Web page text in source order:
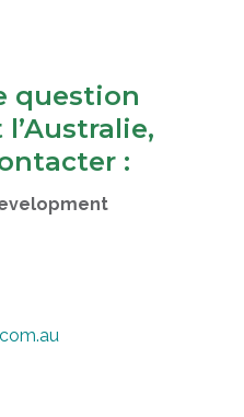
question
: